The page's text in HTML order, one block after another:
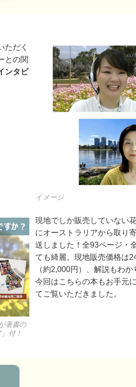
ただく
との関
ンタビ
イメージ
著書の
付！
現地でしか販売していない
にオーストラリアから取り
送しました！全93ページ・
ても綺麗。現地販売価格は
（約2,000円）、解説もわか
今回はこちらの本もお手元
てご覧いただきました。